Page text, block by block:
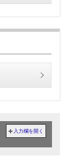
入力欄を開く